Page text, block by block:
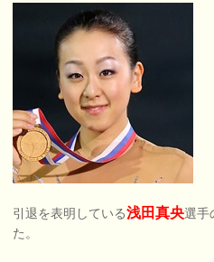
引退を表明している浅田真央選手
た。